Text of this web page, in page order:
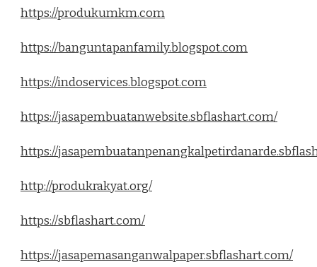
https://produkumkm.com
https://banguntapanfamily.blogspot.com
https://indoservices.blogspot.com
https://jasapembuatanwebsite.sbflashart.com/
https://
http://produkrakyat.org/
https://sbflashart.com/
https://jasapemasanganwalpaper.sbflashart.com/